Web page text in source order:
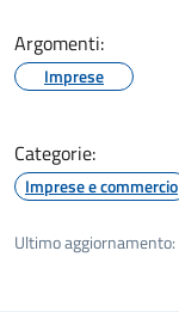
Argomenti:
Imprese
Categorie:
Imprese e commercio
Ultimo aggiornamento: